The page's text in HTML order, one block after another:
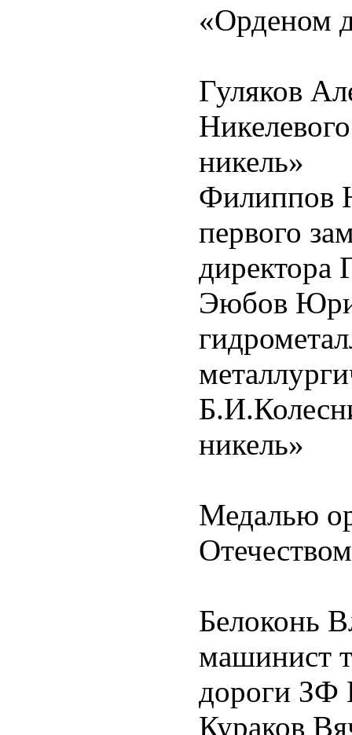
«Орденом
Гуляков
никель»
Филиппов
первого
Эюбов
никель»
Медалью
Белоконь
машинист
дороги ЗФ
Кураков